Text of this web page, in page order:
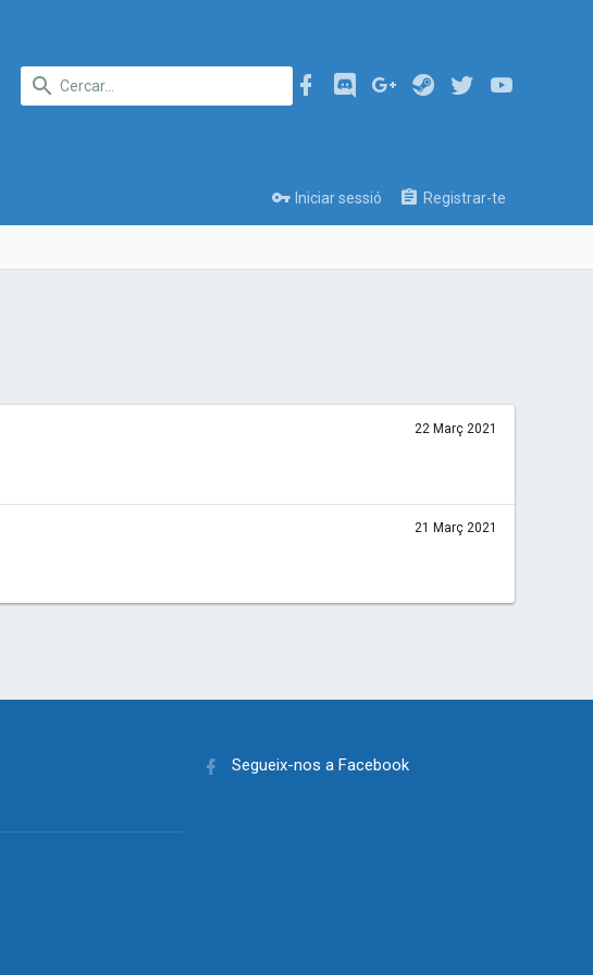
Iniciar sessió Registrar-te
22 Març 2021
21 Març 2021
Segueix-nos a Facebook